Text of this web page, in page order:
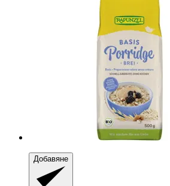
Добавяне